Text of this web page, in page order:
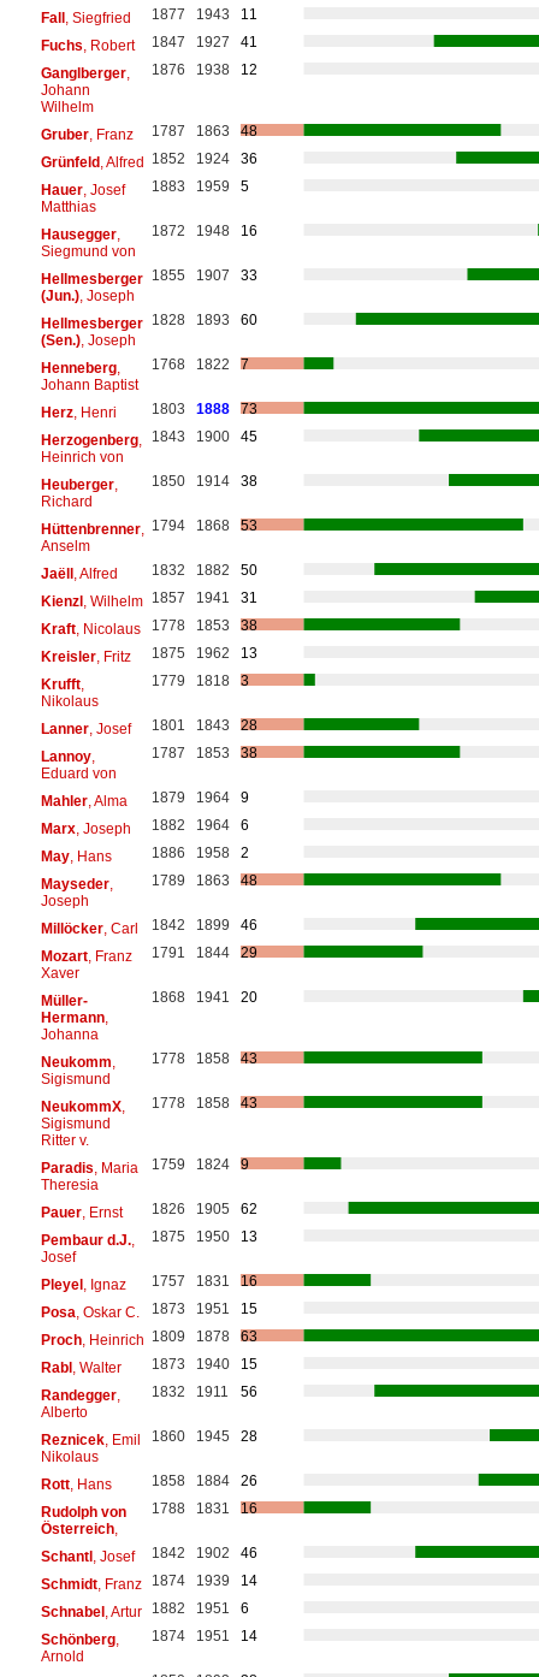
Fall, Siegfried 1877 1943
11
Fuchs , Robert 1847 1927
41
Ganglberger,
Johann
Wilhelm
1876 1938 12
Gruber, Franz 1787 1863
48
Grünfeld, Alfred 1852 1924
36
Hauer, Josef
Matthias
1883 1959 5
Hausegger,
Siegmund von
1872 1948 16
Hellmesberger
(Jun.), Joseph
1855 1907 33
Hellmesberger
(Sen.), Joseph
1828 1893 60
Henneberg,
Johann Baptist
1768 1822 7
Herz, Henri 1803 1888
73
Herzogenberg,
Heinrich von
1843 1900 45
Heuberger,
Richard
1850 1914 38
Hüttenbrenner,
Anselm
1794 1868 53
Jaëll, Alfred 1832 1882
50
Kienzl, Wilhelm 1857 1941
31
Kraft, Nicolaus 1778 1853
38
Kreisler, Fritz 1875 1962
13
Krufft,
Nikolaus
1779 1818 3
Lanner, Josef 1801 1843
28
Lannoy,
Eduard von
1787 1853 38
Mahler, Alma 1879 1964
9
Marx, Joseph 1882 1964
6
May, Hans 1886 1958
2
Mayseder,
Joseph
1789 1863 48
Millöcker, Carl 1842 1899
46
Mozart, Franz
Xaver
1791 1844 29
Müller-
Hermann,
Johanna
1868 1941 20
Neukomm
Sigismund
1778 1858 43
NeukommX,
Sigismund
Ritter v.
1778 1858 43
Paradis , Maria
Theresia
1759 1824 9
Pauer, Ernst 1826 1905
62
Pembaur d.J.,
Josef
1875 1950 13
Pleyel, Ignaz 1757 1831
16
Posa , Oskar C. 1873 1951
15
Proch, Heinrich 1809 1878
63
Rabl, Walter 1873 1940
15
Randegger,
Alberto
1832 1911 56
Reznicek, Emil
Nikolaus
1860 1945 28
Rott, Hans 1858 1884
26
Rudolph von
Österreich,
1788 1831 16
Schantl, Josef 1842 1902
46
Schmidt, Franz 1874 1939
14
Schnabel, Artur 1882 1951
6
Schönberg,
Arnold
1874 1951 14